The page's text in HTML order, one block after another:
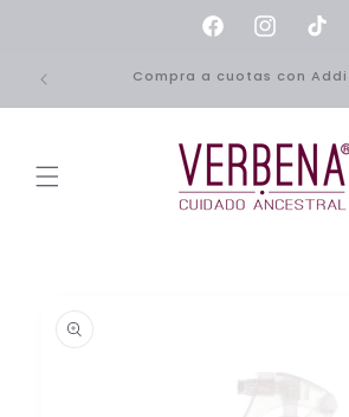
FacebookInstagram
TikTok
Compra a cuotas con Addi
información